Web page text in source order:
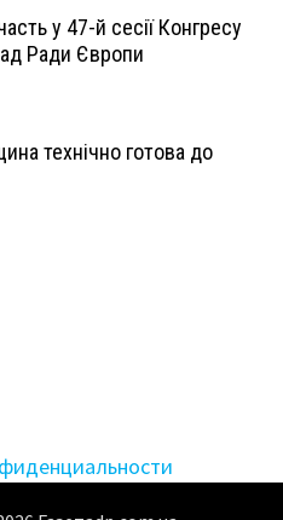
у 47-й сесії Конгресу
Ради Європи
технічно готова до